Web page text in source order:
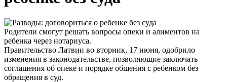
Родители смогут решать вопросы опеки и алиментов на
ребенка через нотариуса.
Правительство Латвии во вторник, 17 июня, одобрило
изменения в законодательстве, позволяющие заключать
соглашения об опеке и порядке общения с ребенком без
обращения в суд.